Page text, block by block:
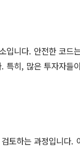
입니다. 안전한 코드
특히, 많은 투자자들
토하는 과정입니다.